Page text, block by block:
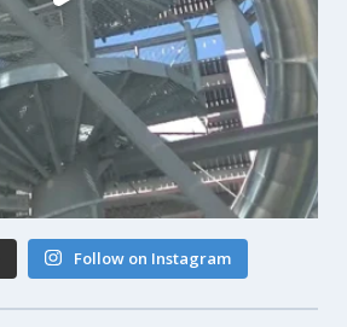
Follow on Instagram